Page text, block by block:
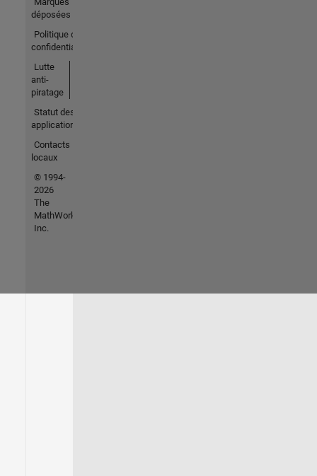
déposées
Politique de
confidentialité
Lutte
anti-
piratage
Statut des
applications
Contacts
locaux
© 1994-
2026
The
MathWorks,
Inc.